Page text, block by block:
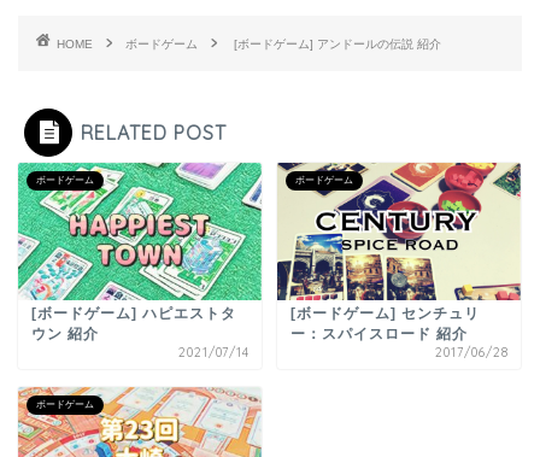
HOME ボードゲーム [ボードゲーム] アンドールの伝説 紹介
RELATED POST
ボードゲーム
[ボードゲーム] ハピエストタ
ウン 紹介
2021/07/14
ボードゲーム
[ボードゲーム] センチュリ
ー：スパイスロード 紹介
2017/06/28
ボードゲーム